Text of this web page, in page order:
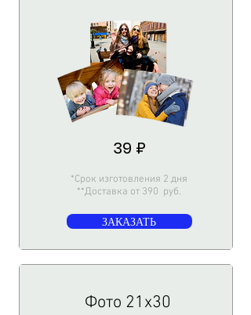
39 ₽
*Срок изготовления 2 дня
**Доставка от 390 руб.
ЗАКАЗАТЬ
Фото 21х30